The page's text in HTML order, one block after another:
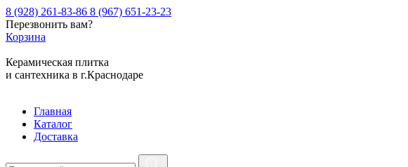
8 (928) 261-83-86 8 (967) 651-23-23
Перезвонить вам?
Корзина
Керамическая плитка
и сантехника в г.Краснодаре
Главная
Каталог
Доставка